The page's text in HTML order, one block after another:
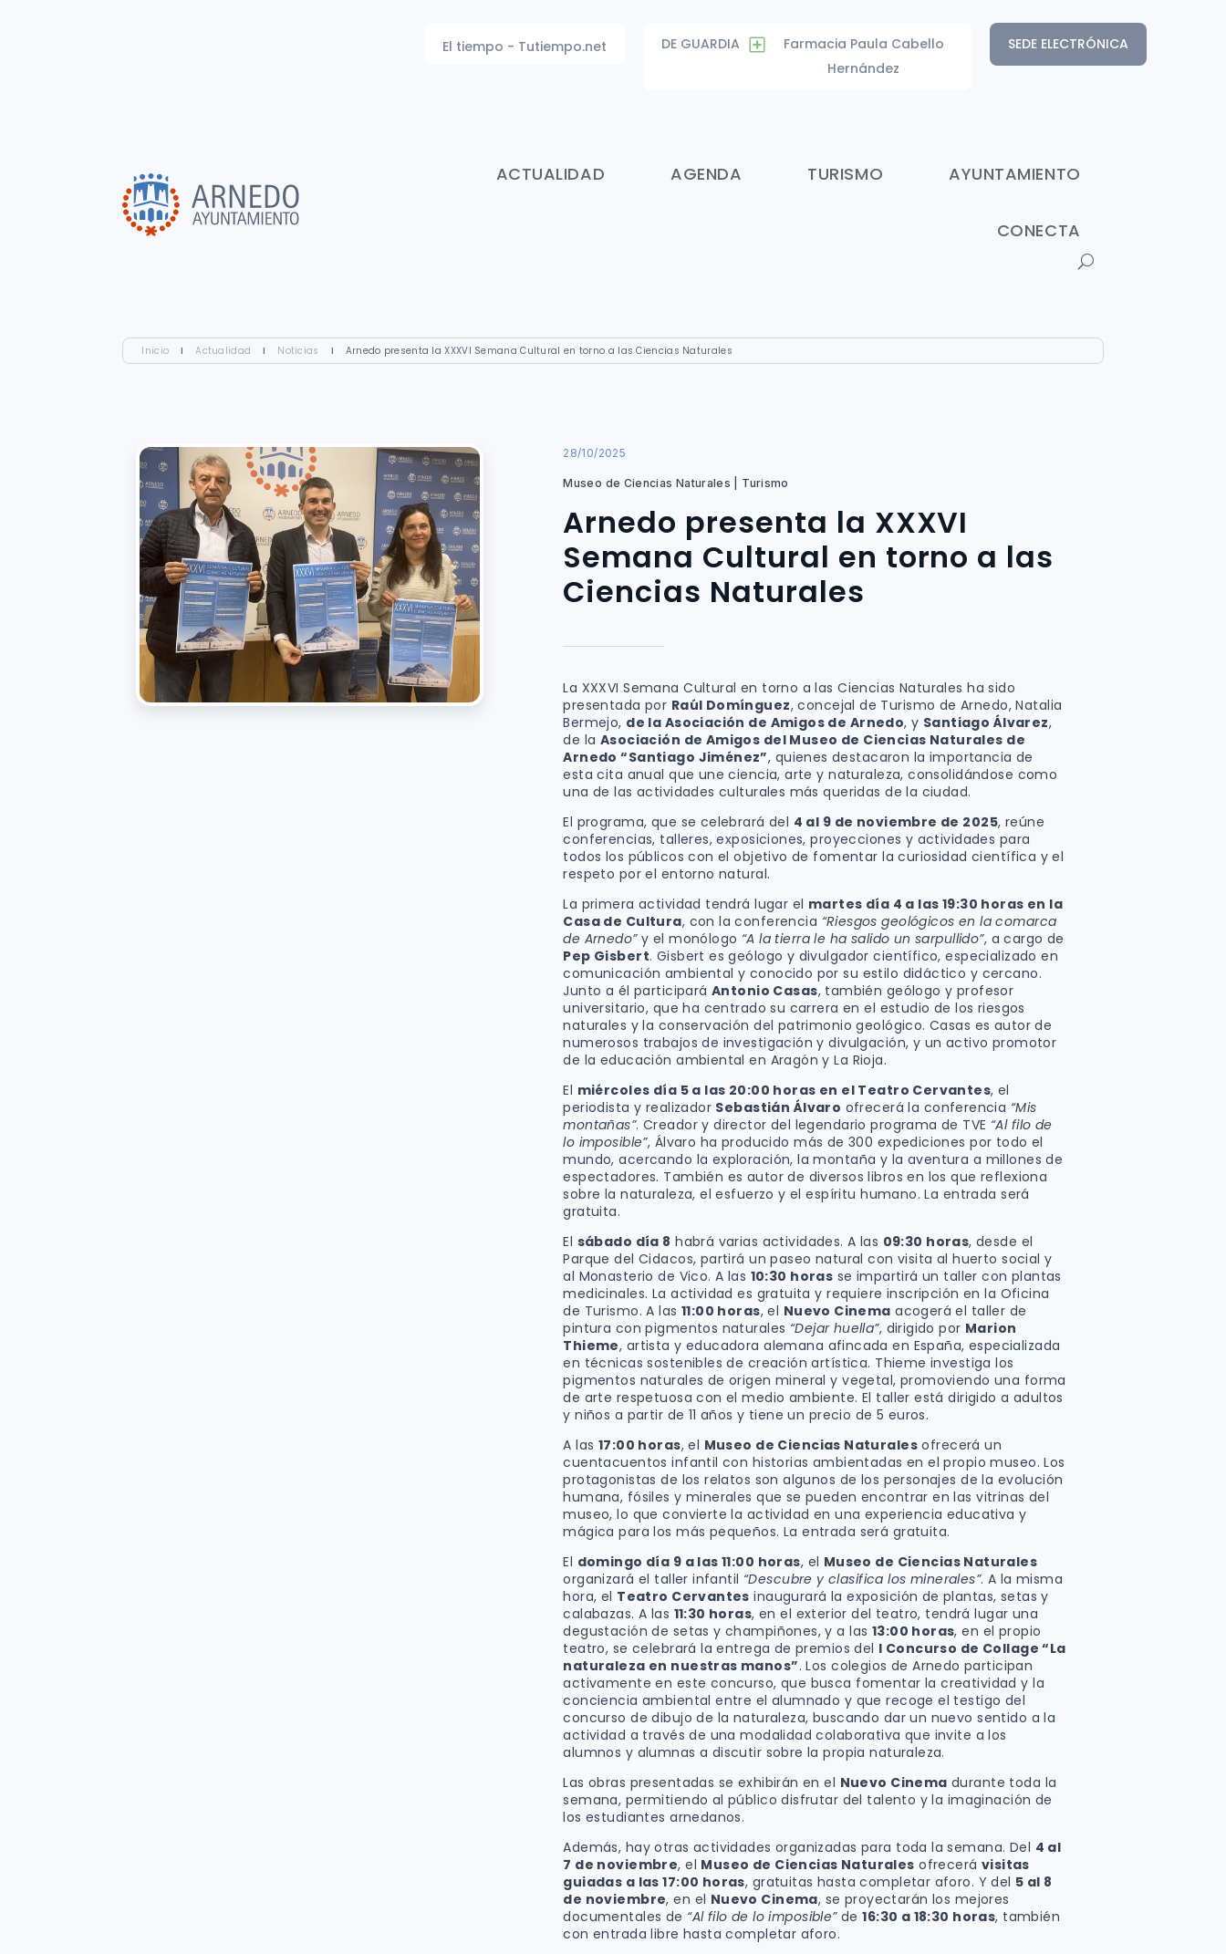
SEDE ELECTRÓNICA
DE GUARDIA
Farmacia Paula Cabello
Hernández
El tiempo - Tutiempo.net
ACTUALIDAD AGENDA TURISMO AYUNTAMIENTO
CONECTA
Inicio I Actualidad I Noticias I Arnedo presenta la XXXVI Semana Cultural en torno a las Ciencias Naturales
28/10/2025
Museo de Ciencias Naturales | Turismo
Arnedo presenta la XXXVI
Semana Cultural en torno a las
Ciencias Naturales
La XXXVI Semana Cultural en torno a las Ciencias Naturales ha sido
presentada por Raúl Domínguez, concejal de Turismo de Arnedo, Natalia
Bermejo, de la Asociación de Amigos de Arnedo, y Santiago Álvarez,
de la Asociación de Amigos del Museo de Ciencias Naturales de
Arnedo “Santiago Jiménez”, quienes destacaron la importancia de
esta cita anual que une ciencia, arte y naturaleza, consolidándose como
una de las actividades culturales más queridas de la ciudad.
El programa, que se celebrará del 4 al 9 de noviembre de 2025, reúne
conferencias, talleres, exposiciones, proyecciones y actividades para
todos los públicos con el objetivo de fomentar la curiosidad científica y el
respeto por el entorno natural.
La primera actividad tendrá lugar el martes día 4 a las 19:30 horas en la
Casa de Cultura, con la conferencia “Riesgos geológicos en la comarca
de Arnedo”y el monólogo “A la tierra le ha salido un sarpullido”, a cargo de
Pep Gisbert. Gisbert es geólogo y divulgador científico, especializado en
comunicación ambiental y conocido por su estilo didáctico y cercano.
Junto a él participaráAntonio Casas, también geólogo y profesor
universitario, que ha centrado su carrera en el estudio de los riesgos
naturales y la conservación del patrimonio geológico. Casas es autor de
numerosos trabajos de investigación y divulgación, y un activo promotor
de la educación ambiental en Aragón y La Rioja.
El miércoles día 5 a las 20:00 horas en el Teatro Cervantes, el
periodista y realizador Sebastián Álvaro ofrecerá la conferencia “Mis
montañas”. Creador y director del legendario programa de TVE “Al filo de
lo imposible”, Álvaro ha producido más de 300 expediciones por todo el
mundo, acercando la exploración, la montaña y la aventura a millones de
espectadores. También es autor de diversos libros en los que reflexiona
sobre la naturaleza, el esfuerzo y el espíritu humano. La entrada será
gratuita.
El sábado día 8 habrá varias actividades. A las 09:30 horas, desde el
Parque del Cidacos, partirá un paseo natural con visita al huerto social y
al Monasterio de Vico. A las 10:30 horas se impartirá un taller con plantas
medicinales. La actividad es gratuita y requiere inscripción en la Oficina
de Turismo. A las 11:00 horas, el Nuevo Cinema acogerá el taller de
pintura con pigmentos naturales “Dejar huella”, dirigido por Marion
Thieme, artista y educadora alemana afincada en España, especializada
en técnicas sostenibles de creación artística. Thieme investiga los
pigmentos naturales de origen mineral y vegetal, promoviendo una forma
de arte respetuosa con el medio ambiente. El taller está dirigido a adultos
y niños a partir de 11 años y tiene un precio de 5 euros.
A las 17:00 horas, el Museo de Ciencias Naturalesofrecerá un
cuentacuentos infantil con historias ambientadas en el propio museo. Los
protagonistas de los relatos son algunos de los personajes de la evolución
humana, fósiles y minerales que se pueden encontrar en las vitrinas del
museo, lo que convierte la actividad en una experiencia educativa y
mágica para los más pequeños. La entrada será gratuita.
El domingo día 9 a las 11:00 horas, el Museo de Ciencias Naturales
organizará el taller infantil “Descubre y clasifica los minerales”. A la misma
hora, el Teatro Cervantes inaugurará la exposición de plantas, setas y
calabazas. A las 11:30 horas, en el exterior del teatro, tendrá lugar una
degustación de setas y champiñones, y a las 13:00 horas, en el propio
teatro, se celebrará la entrega de premios del I Concurso de Collage “La
naturaleza en nuestras manos”. Los colegios de Arnedo participan
activamente en este concurso, que busca fomentar la creatividad y la
conciencia ambiental entre el alumnado y que recoge el testigo del
concurso de dibujo de la naturaleza, buscando dar un nuevo sentido a la
actividad a través de una modalidad colaborativa que invite a los
alumnos y alumnas a discutir sobre la propia naturaleza.
Las obras presentadas se exhibirán en el Nuevo Cinema durante toda la
semana, permitiendo al público disfrutar del talento y la imaginación de
los estudiantes arnedanos.
Además, hay otras actividades organizadas para toda la semana. Del 4 al
7 de noviembre, el Museo de Ciencias Naturales ofrecerá visitas
guiadas a las 17:00 horas, gratuitas hasta completar aforo. Y del 5 al 8
de noviembre, en el Nuevo Cinema, se proyectarán los mejores
documentales de “Al filo de lo imposible”de16:30 a 18:30 horas, también
con entrada libre hasta completar aforo.